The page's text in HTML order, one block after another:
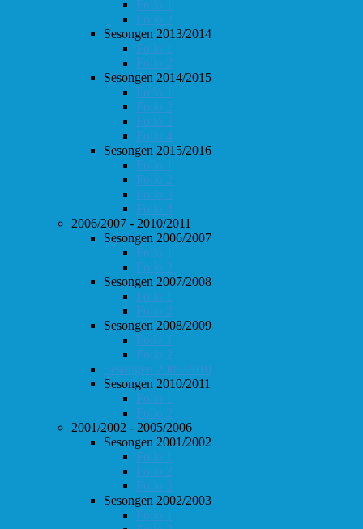
Follo 1
Follo 2
Sesongen 2013/2014
Follo 1
Follo 2
Sesongen 2014/2015
Follo 1
Follo 2
Follo 3
Follo 4
Sesongen 2015/2016
Follo 1
Follo 2
Follo 3
Follo 4
2006/2007 - 2010/2011
Sesongen 2006/2007
Follo 1
Follo 2
Sesongen 2007/2008
Follo 1
Follo 2
Sesongen 2008/2009
Follo 1
Follo 2
Sesongen 2009/2010
Sesongen 2010/2011
Follo 1
Follo 2
2001/2002 - 2005/2006
Sesongen 2001/2002
Follo 1
Follo 2
Follo 3
Sesongen 2002/2003
Follo 1